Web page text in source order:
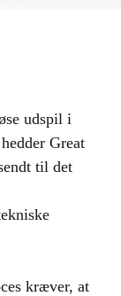
udspil i
Great
til det
kræver, at